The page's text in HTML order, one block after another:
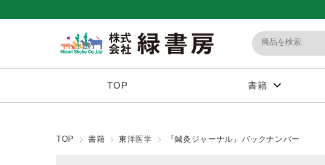
TOP 書籍
TOP 書籍 東洋医学 『鍼灸ジャーナル』バックナンバー